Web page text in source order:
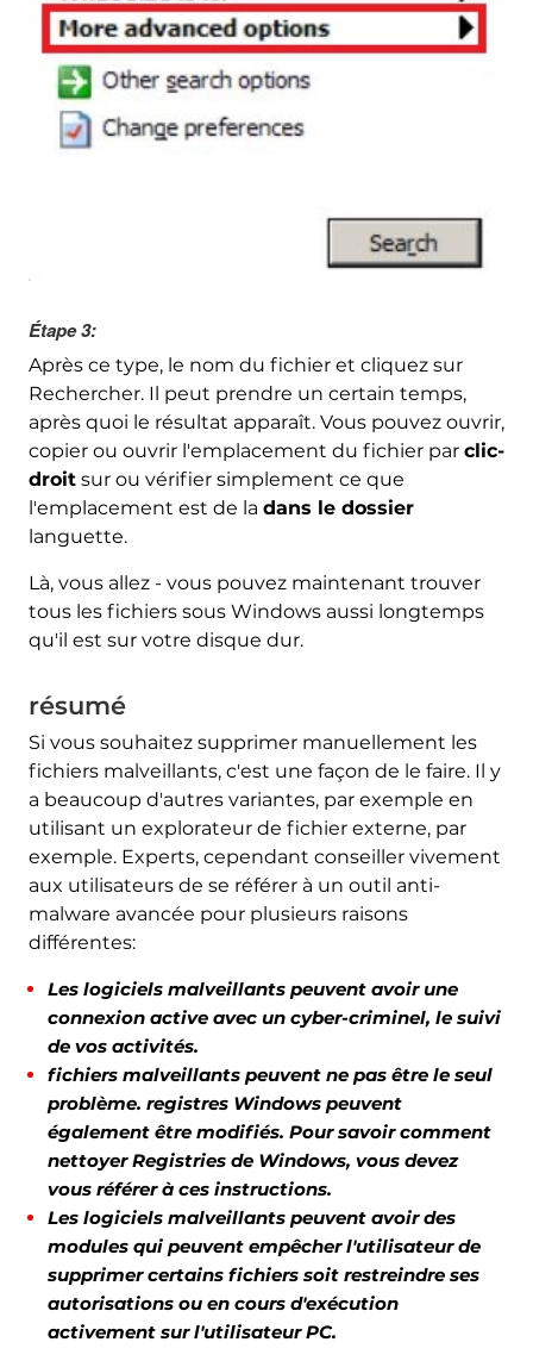
Étape 3:
Après ce type, le nom du fichier et cliquez sur
Rechercher. Il peut prendre un certain temps,
après quoi le résultat apparaît. Vous pouvez ouvrir,
copier ou ouvrir l'emplacement du fichier par clic-
droitsur ou vérifier simplement ce que
l'emplacement est de la dans le dossier
languette.
Là, vous allez - vous pouvez maintenant trouver
tous les fichiers sous Windows aussi longtemps
qu'il est sur votre disque dur.
résumé
Si vous souhaitez supprimer manuellement les
fichiers malveillants, c'est une façon de le faire. Il y
a beaucoup d'autres variantes, par exemple en
utilisant un explorateur de fichier externe, par
exemple. Experts, cependant conseiller vivement
aux utilisateurs de se référer à un outil anti-
malware avancée pour plusieurs raisons
différentes:
Les logiciels malveillants peuvent avoir une
connexion active avec un cyber-criminel, le suivi
de vos activités.
fichiers malveillants peuvent ne pas être le seul
problème. registres Windows peuvent
également être modifiés. Pour savoir comment
nettoyer Registries de Windows, vous devez
vous référer à ces instructions.
Les logiciels malveillants peuvent avoir des
modules qui peuvent empêcher l'utilisateur de
supprimer certains fichiers soit restreindre ses
autorisations ou en cours d'exécution
activement sur l'utilisateur PC.
Télécharger
Malware Removal